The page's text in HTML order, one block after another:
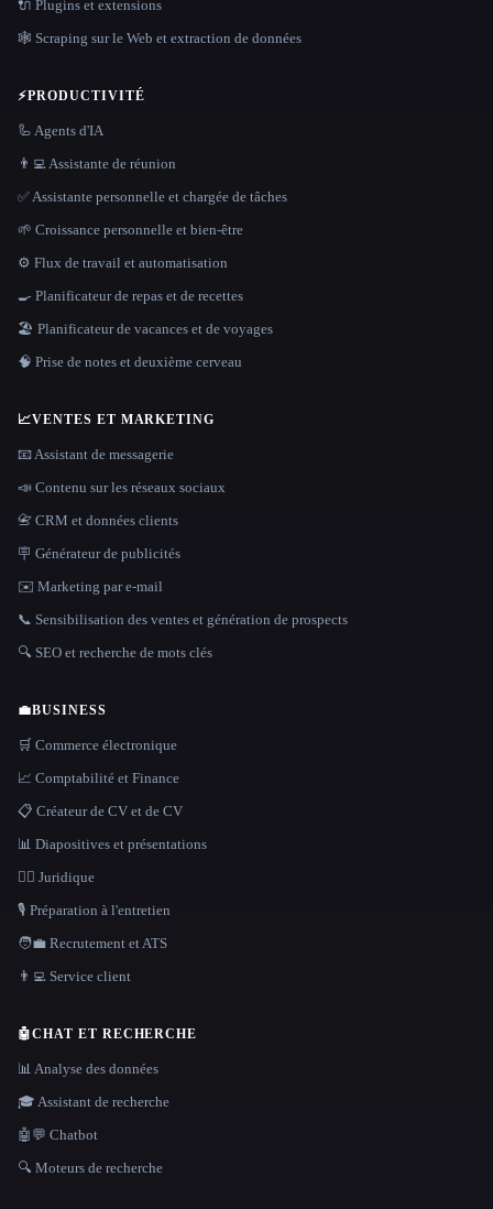
🔌 Plugins et extensions
🕸️ Scraping sur le Web et extraction de données
⚡PRODUCTIVITÉ
🦾 Agents d'IA
👨‍💻 Assistante de réunion
✅ Assistante personnelle et chargée de tâches
🌱 Croissance personnelle et bien-être
⚙️ Flux de travail et automatisation
🍳 Planificateur de repas et de recettes
🏖 Planificateur de vacances et de voyages
🧠 Prise de notes et deuxième cerveau
📈VENTES ET MARKETING
📧 Assistant de messagerie
📣 Contenu sur les réseaux sociaux
📇 CRM et données clients
🪧 Générateur de publicités
✉️ Marketing par e-mail
📞 Sensibilisation des ventes et génération de prospects
🔍 SEO et recherche de mots clés
💼BUSINESS
🛒 Commerce électronique
📈 Comptabilité et Finance
📋 Créateur de CV et de CV
📊 Diapositives et présentations
👩‍⚖️ Juridique
🎙️ Préparation à l'entretien
🧑‍💼 Recrutement et ATS
👨‍💻 Service client
🤖CHAT ET RECHERCHE
📊 Analyse des données
🎓 Assistant de recherche
🤖💬 Chatbot
🔍 Moteurs de recherche